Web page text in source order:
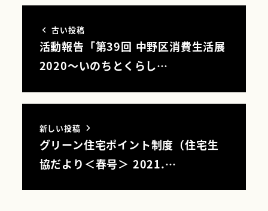
古い投稿
活動報告「第39回 中野区消費生活展
2020～いのちとくらし…
新しい投稿
グリーン住宅ポイント制度（住宅生
協だより＜春号＞ 2021.…